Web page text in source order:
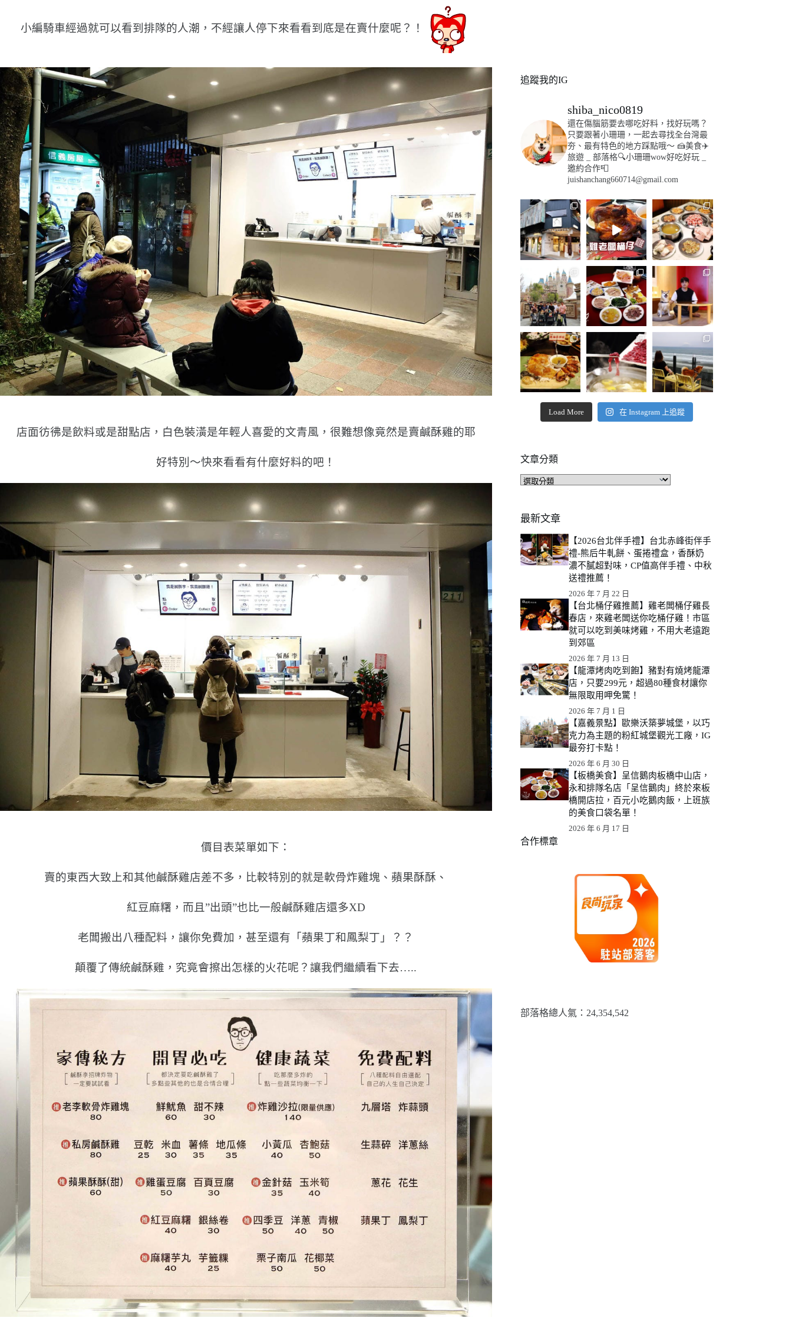
小編騎車經過就可以看到排隊的人潮，不經讓人停下來看看到底是在賣什麼呢？！
店面彷彿是飲料或是甜點店，白色裝潢是年輕人喜愛的文青風，很難想像竟然是賣鹹酥雞的耶
好特別〜快來看看有什麼好料的吧！
價目表菜單如下：
賣的東西大致上和其他鹹酥雞店差不多，比較特別的就是軟骨炸雞塊、蘋果酥酥、
紅豆麻糬，而且”出頭”也比一般鹹酥雞店還多XD
老闆搬出八種配料，讓你免費加，甚至還有「蘋果丁和鳳梨丁」？？
顛覆了傳統鹹酥雞，究竟會擦出怎樣的火花呢？讓我們繼續看下去…..
追蹤我的IG
shiba_nico0819
還在傷腦筋要去哪吃好料，找好玩嗎？
只要跟著小珊珊，一起去尋找全台灣最
夯、最有特色的地方踩點哦～ 🍰美食✈️
旅遊
部落格🔍小珊珊wow好吃好玩
邀約合作📮
juishanchang660714@gmail.com
Load More 在 Instagram 上追蹤
文章分類
文
類
最新文章
【2026台北伴手禮】台北赤峰街伴手
禮-熊后牛軋餅、蛋捲禮盒，香酥奶
濃不膩超對味，CP值高伴手禮、中秋
送禮推薦！
2026 年 7 月 22 日
【台北桶仔雞推薦】雞老闆桶仔雞長
春店，來雞老闆送你吃桶仔雞！市區
就可以吃到美味烤雞，不用大老遠跑
到郊區
2026 年 7 月 13 日
【龍潭烤肉吃到飽】豬對有燒烤龍潭
店，只要299元，超過80種食材讓你
無限取用呷免驚！
2026 年 7 月 1 日
【嘉義景點】歐樂沃築夢城堡，以巧
克力為主題的粉紅城堡觀光工廠，IG
最夯打卡點！
2026 年 6 月 30 日
【板橋美食】呈信鵝肉板橋中山店，
永和排隊名店「呈信鵝肉」終於來板
橋開店拉，百元小吃鵝肉飯，上班族
的美食口袋名單！
2026 年 6 月 17 日
合作標章
部落格總人氣：​24,354,542